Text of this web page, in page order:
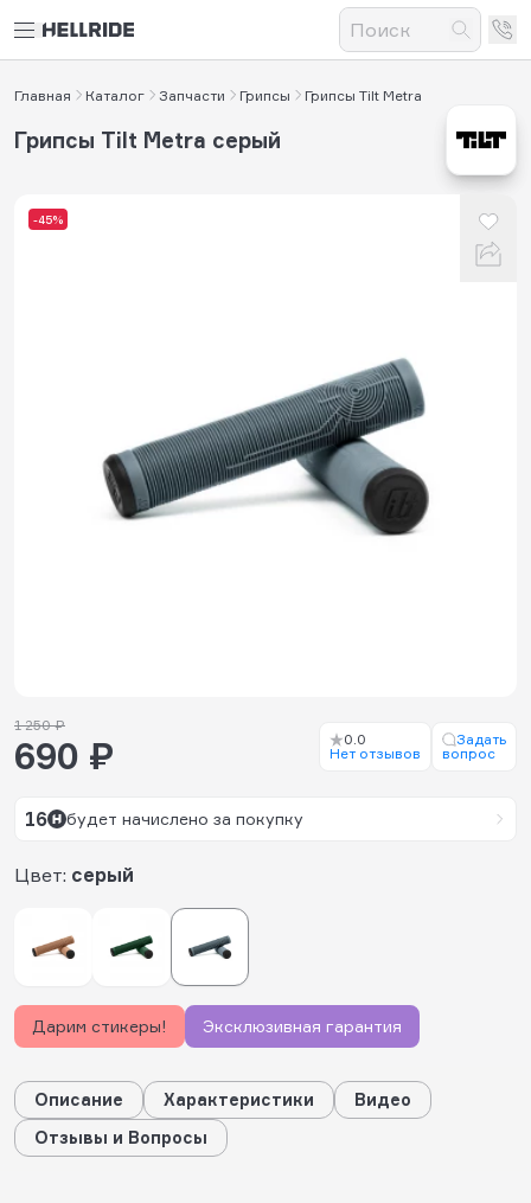
Главная Каталог Запчасти Грипсы Грипсы Tilt Metra
-45%
Грипсы Tilt Metra серый
Цвет: серый
1 250 ₽
690 ₽
0.0
Нет отзывов
Задать
вопрос
16 будет начислено за покупку
Дарим стикеры! Эксклюзивная гарантия
Описание Характеристики
Видео
Отзывы и Вопросы